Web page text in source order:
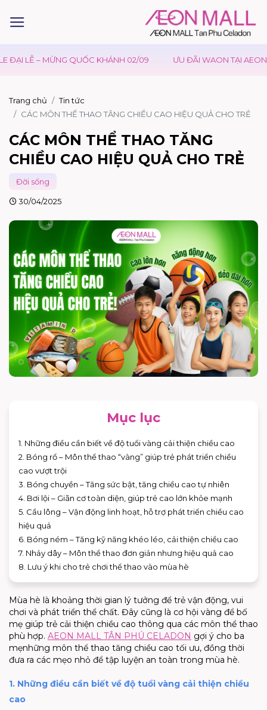
QUỐC KHÁNH 02/09 ƯU ĐÃI WAON TẠI AEONMALL VIỆT
Trang chủ
Tin tức
CÁC MÔN THỂ THAO TĂNG CHIỀU CAO HIỆU QUẢ CHO TRẺ
CÁC MÔN THỂ THAO TĂNG
CHIỀU CAO HIỆU QUẢ CHO TRẺ
Đời sống
30/04/2025
Mục lục
1. Những điều cần biết về độ tuổi vàng cải thiện chiều cao
2. Bóng rổ – Môn thể thao “vàng” giúp trẻ phát triển chiều
cao vượt trội
3. Bóng chuyền – Tăng sức bật, tăng chiều cao tự nhiên
4. Bơi lội – Giãn cơ toàn diện, giúp trẻ cao lớn khỏe mạnh
5. Cầu lông – Vận động linh hoạt, hỗ trợ phát triển chiều cao
hiệu quả
6. Bóng ném – Tăng kỹ năng khéo léo, cải thiện chiều cao
7. Nhảy dây – Môn thể thao đơn giản nhưng hiệu quả cao
8. Lưu ý khi cho trẻ chơi thể thao vào mùa hè
Mùa hè là khoảng thời gian lý tưởng để trẻ vận động, vui
chơi và phát triển thể chất. Đây cũng là cơ hội vàng để bố
mẹ giúp trẻ cải thiện chiều cao thông qua các môn thể thao
phù hợp. AEON MALL TÂN PHÚ CELADON gợi ý cho ba
mẹnhững môn thể thao tăng chiều cao tối ưu, đồng thời
đưa ra các mẹo nhỏ để tập luyện an toàn trong mùa hè.
1. Những điều cần biết về độ tuổi vàng cải thiện chiều
cao